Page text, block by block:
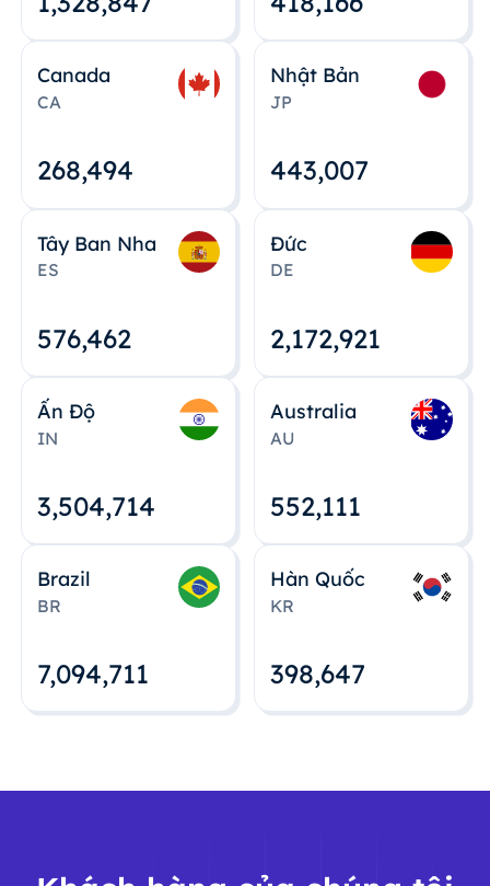
Canada
CA
268,495
Nhật Bản
JP
443,008
Tây Ban Nha
ES
576,463
Đức
DE
2,172,922
Ấn Độ
IN
3,504,715
Australia
AU
552,112
Brazil
BR
7,094,712
Hàn Quốc
KR
398,648